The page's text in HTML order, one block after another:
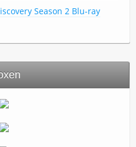
Season 2 Blu-ray